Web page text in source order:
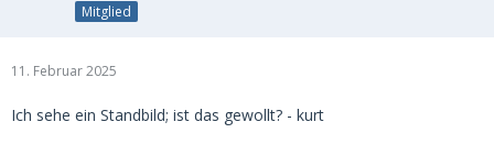
Mitglied
11. Februar 2025
Ich sehe ein Standbild; ist das gewollt? - kurt